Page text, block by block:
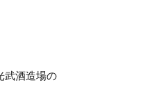
武酒造場の